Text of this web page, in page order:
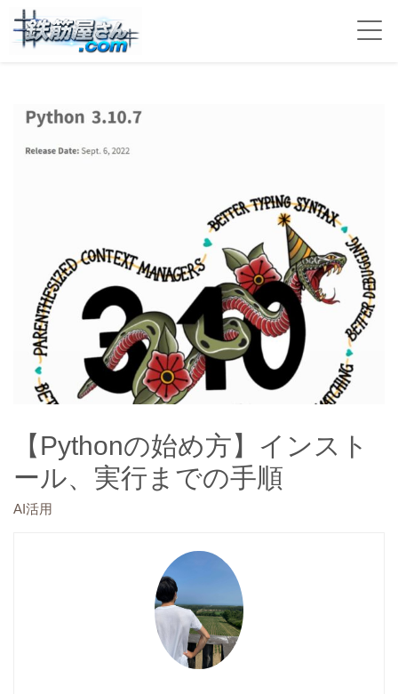
【Pythonの始め方】インスト
ール、実行までの手順
AI活用